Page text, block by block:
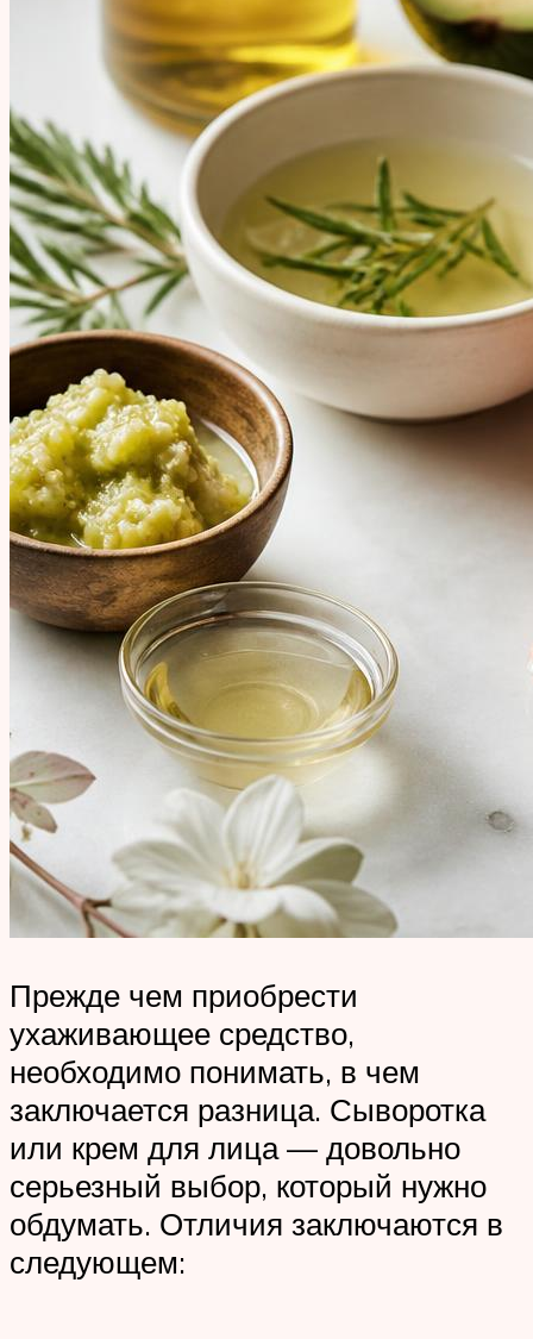
Прежде чем приобрести
ухаживающее средство,
необходимо понимать, в чем
заключается разница. Сыворотка
или крем для лица — довольно
серьезный выбор, который нужно
обдумать. Отличия заключаются в
следующем: